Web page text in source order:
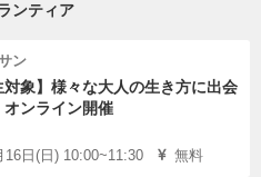
ンティア
ン
対象】様々な大人の生き方に出会
オンライン開催
16日(日) 10:00~11:30 無料